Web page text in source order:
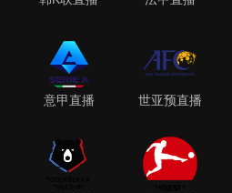
意甲直播 世亚预直播